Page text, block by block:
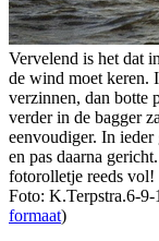
Vervelend is het dat
de wind moet keren.
verzinnen, dan botte
verder in de bagger
eenvoudiger. In ieder
en pas daarna
fotorolletje reeds vol!
Foto: K.Terpstra.6-9-
formaat)